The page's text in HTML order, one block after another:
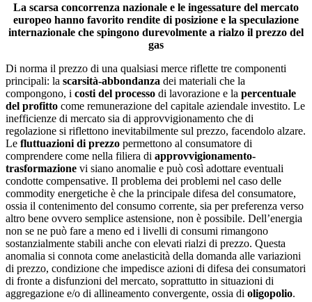
La scarsa concorrenza nazionale e le ingessature del mercato
europeo hanno favorito rendite di posizione e la speculazione
internazionale che spingono durevolmente a rialzo il prezzo del
gas
Di norma il prezzo di una qualsiasi merce riflette tre componenti
principali: la scarsità-abbondanza dei materiali che la
compongono, i costi del processo di lavorazione e la percentuale
del profitto come remunerazione del capitale aziendale investito. Le
inefficienze di mercato sia di approvvigionamento che di
regolazione si riflettono inevitabilmente sul prezzo, facendolo alzare.
Le fluttuazioni di prezzo permettono al consumatore di
comprendere come nella filiera di approvvigionamento-
trasformazione vi siano anomalie e può così adottare eventuali
condotte compensative. Il problema dei problemi nel caso delle
commodity energetiche è che la principale difesa del consumatore,
ossia il contenimento del consumo corrente, sia per preferenza verso
altro bene ovvero semplice astensione, non è possibile. Dell’energia
non se ne può fare a meno ed i livelli di consumi rimangono
sostanzialmente stabili anche con elevati rialzi di prezzo. Questa
anomalia si connota come anelasticità della domanda alle variazioni
di prezzo, condizione che impedisce azioni di difesa dei consumatori
di fronte a disfunzioni del mercato, soprattutto in situazioni di
aggregazione e/o di allineamento convergente, ossia di oligopolio.